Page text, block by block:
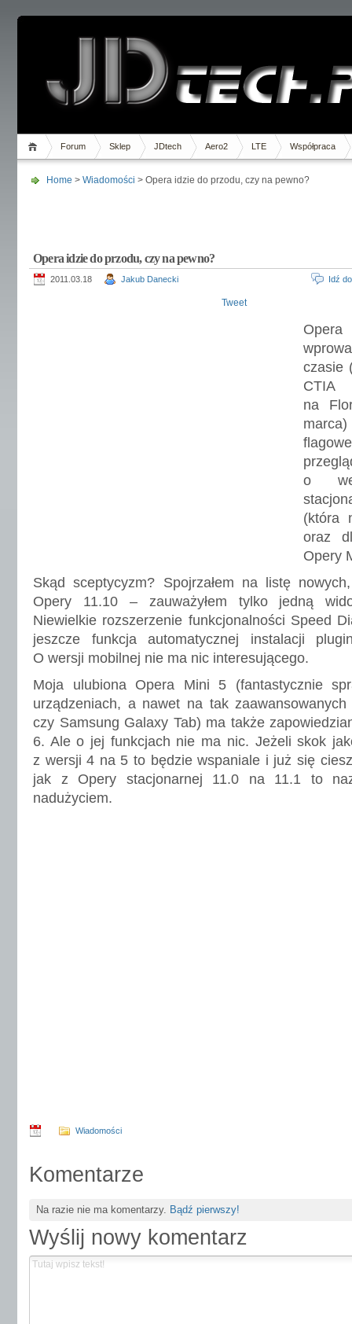
Forum Sklep JDtech Aero2 LTE Współpraca
Home > Wiadomości > Opera idzie do przodu, czy na pewno?
Opera idzie do przodu, czy na pewno?
2011.03.18 Jakub Danecki Idź
Tweet
czasie
CTIA
na
o
(która
oraz
Opery
Skąd sceptycyzm? Spojrzałem na listę
Opery 11.10 – zauważyłem tylko jedną
Niewielkie rozszerzenie funkcjonalności Speed
jeszcze funkcja automatycznej instalacji
O wersji mobilnej nie ma nic interesującego.
Moja ulubiona Opera Mini 5 (fantastycznie
urządzeniach, a nawet na tak
czy Samsung Galaxy Tab) ma także
6. Ale o jej funkcjach nie ma nic. Jeżeli skok
z wersji 4 na 5 to będzie wspaniale i już się
jak z Opery stacjonarnej 11.0 na 11.1 to
nadużyciem.
Wiadomości
Komentarze
Na razie nie ma komentarzy. Bądź pierwszy!
Wyślij nowy komentarz